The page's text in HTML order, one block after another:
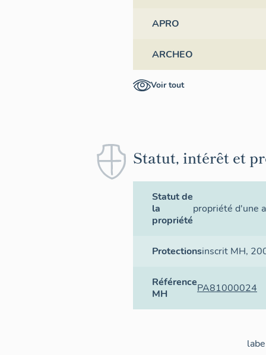
APRO
ARCHEO
Voir tout
Statut, intérêt et
Statut de
la
propriété
propriété d'une
Protectionsinscrit MH,
Référence
MH
PA81000024